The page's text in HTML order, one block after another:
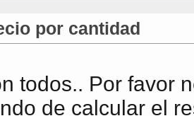
por cantidad
todos.. Por favor
de calcular el